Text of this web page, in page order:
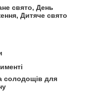
свято, День
Дитяче свято
солодощів для